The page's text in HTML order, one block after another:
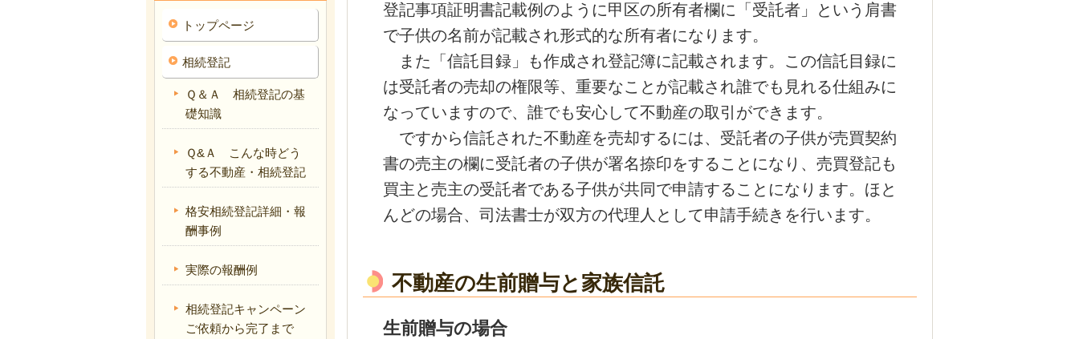
登記事項証明書記載例のように甲区の所有者欄に「受託者」という肩書
で子供の名前が記載され形式的な所有者になります。
また「信託目録」も作成され登記簿に記載されます。この信託目録に
は受託者の売却の権限等、重要なことが記載され誰でも見れる仕組みに
なっていますので、誰でも安心して不動産の取引ができます。
ですから信託された不動産を売却するには、受託者の子供が売買契約
書の売主の欄に受託者の子供が署名捺印をすることになり、売買登記も
買主と売主の受託者である子供が共同で申請することになります。ほと
んどの場合、司法書士が双方の代理人として申請手続きを行います。
不動産の生前贈与と家族信託
生前贈与の場合
トップページ
相続登記
Ｑ＆Ａ 相続登記の基
礎知識
Ｑ&Ａ こんな時どう
する不動産・相続登記
格安相続登記詳細・報
酬事例
実際の報酬例
相続登記キャンペーン
ご依頼から完了まで